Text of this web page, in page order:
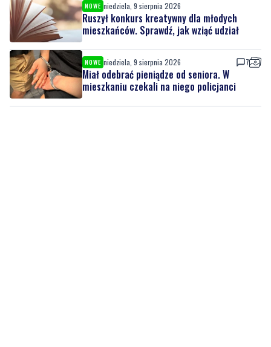
NOWE niedziela, 9 sierpnia 2026
Ruszył konkurs kreatywny dla młodych
mieszkańców. Sprawdź, jak wziąć udział
NOWE niedziela, 9 sierpnia 2026 7
Miał odebrać pieniądze od seniora. W
mieszkaniu czekali na niego policjanci